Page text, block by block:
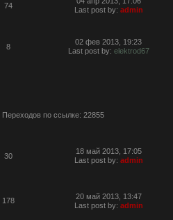
74
Last post by: admin
8
02 фев 2013, 19:23
Last post by: elektrod67
Переходов по ссылке: 22855
30
18 май 2013, 17:05
Last post by: admin
178
20 май 2013, 13:47
Last post by: admin